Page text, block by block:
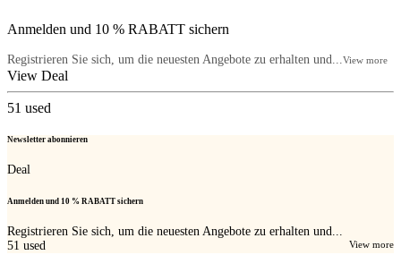
Anmelden und 10 % RABATT sichern
Registrieren Sie sich, um die neuesten Angebote zu erhalten und... View more
View Deal
51 used
Newsletter abonnieren
Deal
Anmelden und 10 % RABATT sichern
Registrieren Sie sich, um die neuesten Angebote zu erhalten und...
View more
51 used